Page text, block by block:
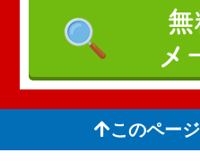
メ
このペー